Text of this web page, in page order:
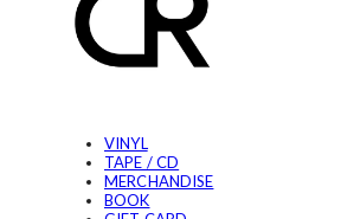
VINYL
TAPE / CD
MERCHANDISE
BOOK